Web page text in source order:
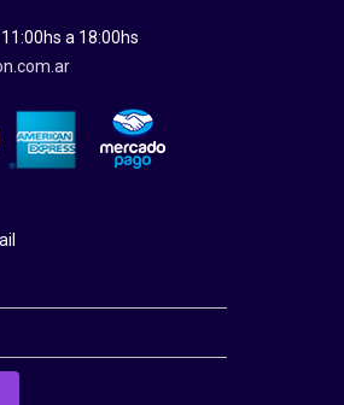
a 18:00hs